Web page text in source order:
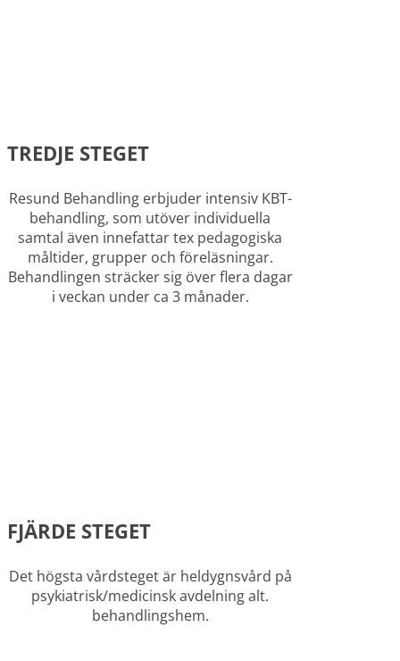
TREDJE STEGET
Resund Behandling erbjuder intensiv KBT-
behandling, som utöver individuella
samtal även innefattar tex pedagogiska
måltider, grupper och föreläsningar.
Behandlingen sträcker sig över flera dagar
i veckan under ca 3 månader.
FJÄRDE STEGET
Det högsta vårdsteget är heldygnsvård på
psykiatrisk/medicinsk avdelning alt.
behandlingshem.